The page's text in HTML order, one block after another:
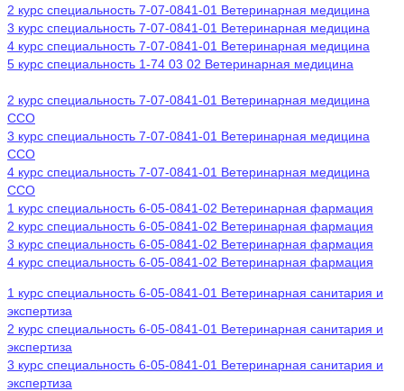
2 курс специальность 7-07-0841-01 Ветеринарная медицина
3 курс специальность 7-07-0841-01 Ветеринарная медицина
4 курс специальность 7-07-0841-01 Ветеринарная медицина
5 курс специальность 1-74 03 02 Ветеринарная медицина
2 курс специальность 7-07-0841-01 Ветеринарная медицина
ССО
3 курс специальность 7-07-0841-01 Ветеринарная медицина
ССО
4 курс специальность 7-07-0841-01 Ветеринарная медицина
ССО
1 курс специальность 6-05-0841-02 Ветеринарная фармация
2 курс специальность 6-05-0841-02 Ветеринарная фармация
3 курс специальность 6-05-0841-02 Ветеринарная фармация
4 курс специальность 6-05-0841-02 Ветеринарная фармация
1 курс специальность 6-05-0841-01 Ветеринарная санитария и
экспертиза
2 курс специальность 6-05-0841-01 Ветеринарная санитария и
экспертиза
3 курс специальность 6-05-0841-01 Ветеринарная санитария и
экспертиза